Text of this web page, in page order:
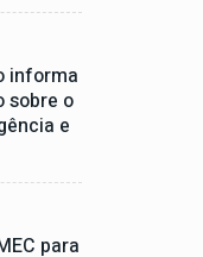
informa
sobre o
e
para